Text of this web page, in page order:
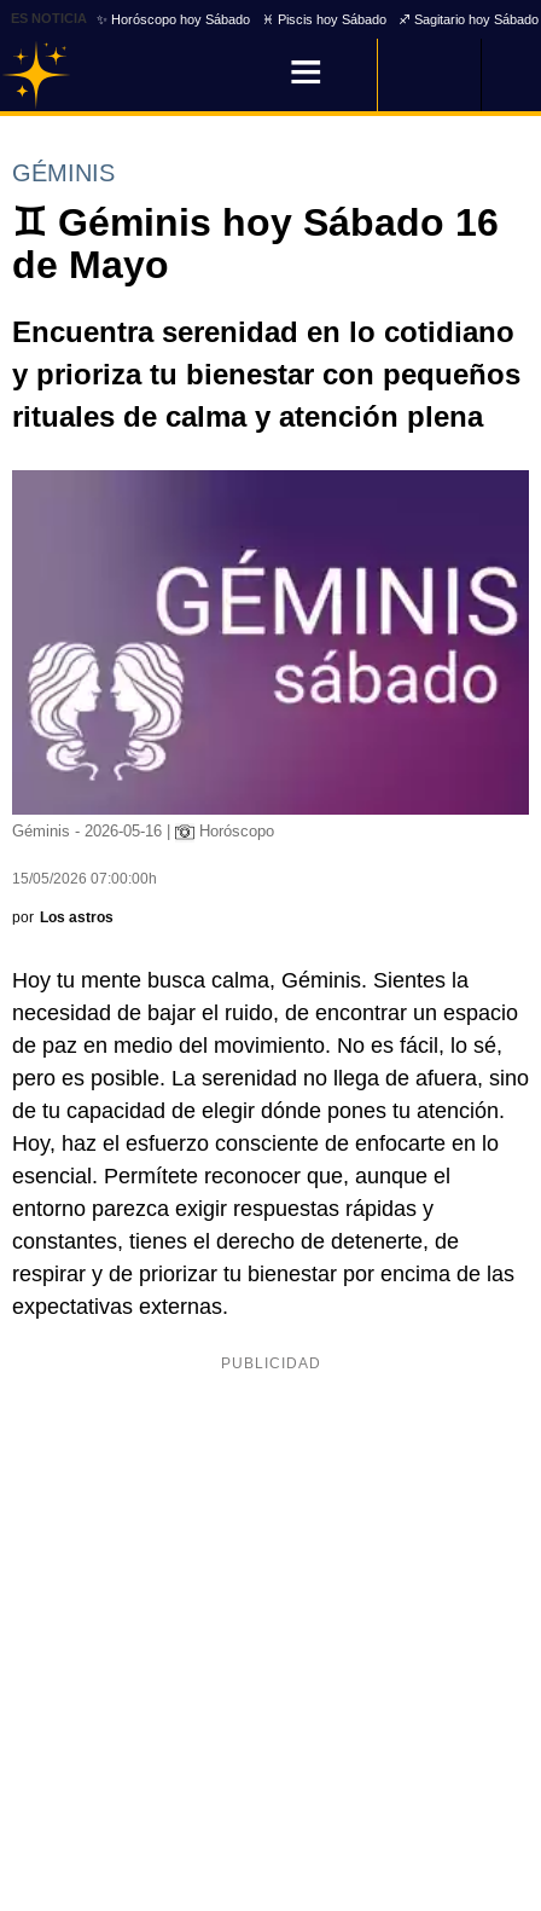
ES NOTICIA ✨ Horóscopo hoy Sábado ♓ Piscis hoy Sábado ♐ Sagitario hoy Sábado
GÉMINIS
♊ Géminis hoy Sábado 16
de Mayo
Encuentra serenidad en lo cotidiano
y prioriza tu bienestar con pequeños
rituales de calma y atención plena
Géminis - 2026-05-16 | Horóscopo
15/05/2026 07:00:00h
por Los astros
Hoy tu mente busca calma, Géminis. Sientes la
necesidad de bajar el ruido, de encontrar un espacio
de paz en medio del movimiento. No es fácil, lo sé,
pero es posible. La serenidad no llega de afuera, sino
de tu capacidad de elegir dónde pones tu atención.
Hoy, haz el esfuerzo consciente de enfocarte en lo
esencial. Permítete reconocer que, aunque el
entorno parezca exigir respuestas rápidas y
constantes, tienes el derecho de detenerte, de
respirar y de priorizar tu bienestar por encima de las
expectativas externas.